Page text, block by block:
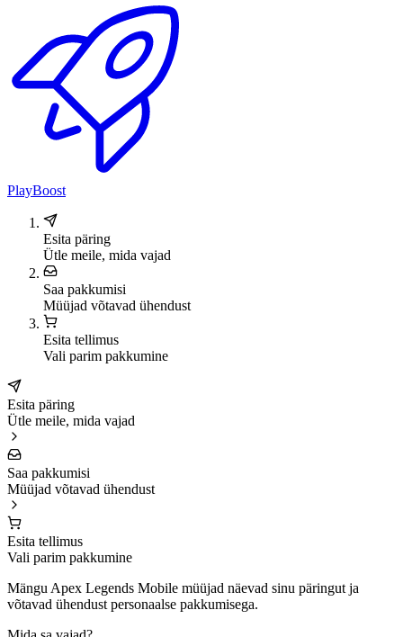
PlayBoost
Esita päring
Ütle meile, mida vajad
Saa pakkumisi
Müüjad võtavad ühendust
Esita tellimus
Vali parim pakkumine
Esita päring
Ütle meile, mida vajad
Saa pakkumisi
Müüjad võtavad ühendust
Esita tellimus
Vali parim pakkumine
Mängu Apex Legends Mobile müüjad näevad sinu päringut ja
võtavad ühendust personaalse pakkumisega.